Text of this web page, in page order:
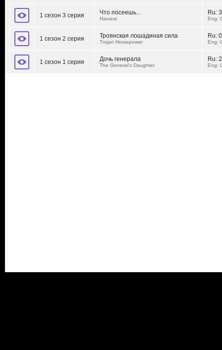
1 сезон 3 серия Что посеешь...
Harvest
Ru:
Eng:
1 сезон 2 серия Троянская лошадиная сила
Trojan Horsepower
Ru:
Eng:
1 сезон 1 серия Дочь генерала
The General's Daughter
Ru:
Eng: